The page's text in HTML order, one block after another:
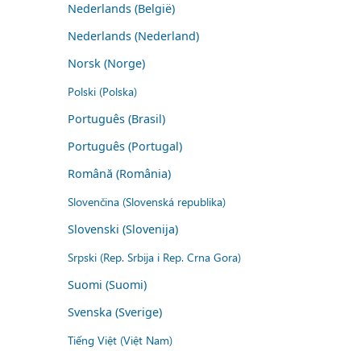
Nederlands (België)
Nederlands (Nederland)
Norsk (Norge)
Polski (Polska)
Português (Brasil)
Português (Portugal)
Română (România)
Slovenčina (Slovenská republika)
Slovenski (Slovenija)
Srpski (Rep. Srbija i Rep. Crna Gora)
Suomi (Suomi)
Svenska (Sverige)
Tiếng Việt (Việt Nam)